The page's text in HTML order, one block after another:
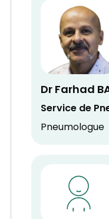
Dr Farhad
Service de
Pneumologue